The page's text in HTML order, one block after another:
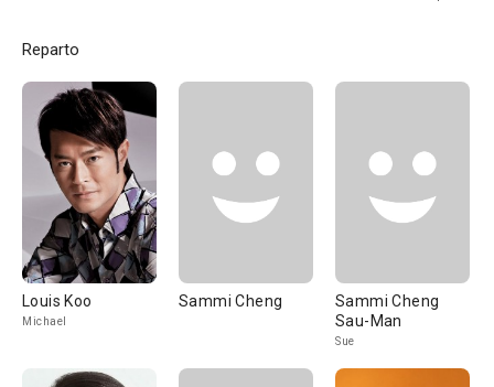
Reparto
Louis Koo
Michael
Sammi Cheng
Sammi Cheng
Sau-Man
Sue